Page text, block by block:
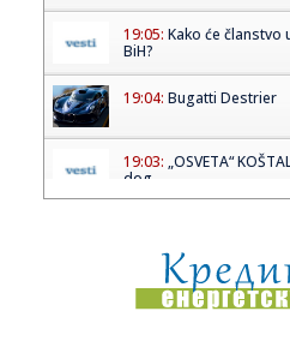
19:05: Kako će članstvo
BiH?
19:04: Bugatti Destrier
19:03: „OSVETA“
dog...
19:00:OKRUGLI STO
SUTRA: Da li pe...